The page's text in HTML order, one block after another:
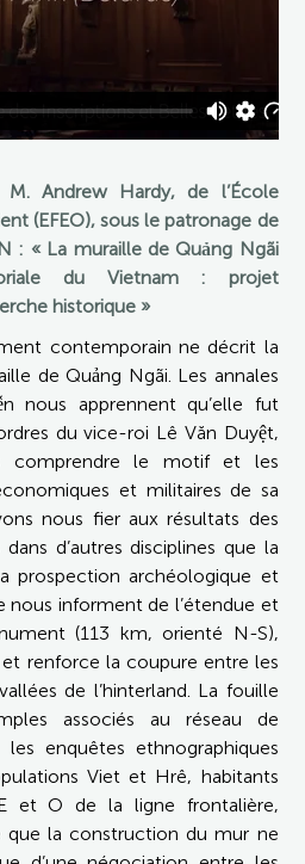
Andrew Hardy, de l’École
(EFEO), sous le patronage de
: « La muraille de Quảng Ngãi
du Vietnam : projet
historique »
contemporain ne décrit la
de Quảng Ngãi. Les annales
nous apprennent qu’elle fut
du vice-roi Lê Văn Duyệt,
comprendre le motif et les
et militaires de sa
nous fier aux résultats des
d’autres disciplines que la
prospection archéologique et
nous informent de l’étendue et
(113 km, orienté N-S),
renforce la coupure entre les
de l’hinterland. La fouille
associés au réseau de
enquêtes ethnographiques
Viet et Hrê, habitants
et O de la ligne frontalière,
que la construction du mur ne